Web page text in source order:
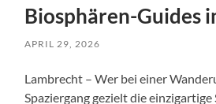
Biosphären-Guides
APRIL 29, 2026
Lambrecht – Wer bei einer
Spaziergang gezielt die